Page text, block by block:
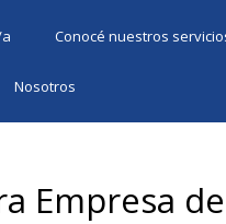
Conocé nuestros
Nosotros
Empresa